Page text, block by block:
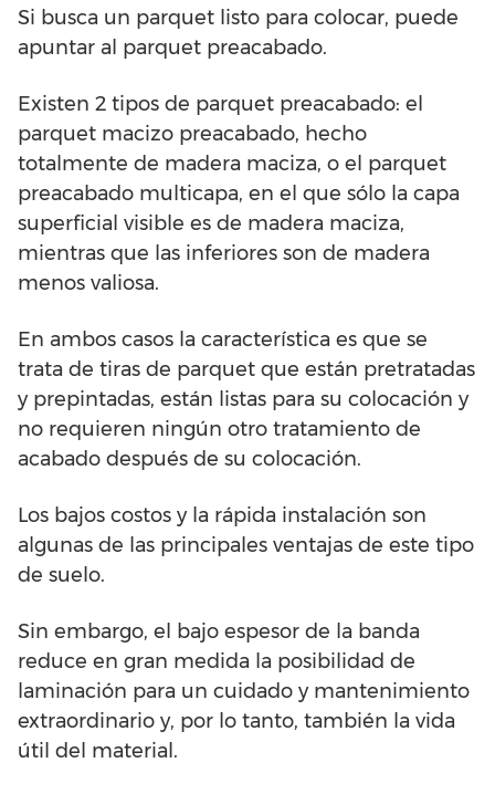
Si busca un parquet listo para colocar, puede
apuntar al parquet preacabado.
Existen 2 tipos de parquet preacabado: el
parquet macizo preacabado, hecho
totalmente de madera maciza, o el parquet
preacabado multicapa, en el que sólo la capa
superficial visible es de madera maciza,
mientras que las inferiores son de madera
menos valiosa.
En ambos casos la característica es que se
trata de tiras de parquet que están pretratadas
y prepintadas, están listas para su colocación y
no requieren ningún otro tratamiento de
acabado después de su colocación.
Los bajos costos y la rápida instalación son
algunas de las principales ventajas de este tipo
de suelo.
Sin embargo, el bajo espesor de la banda
reduce en gran medida la posibilidad de
laminación para un cuidado y mantenimiento
extraordinario y, por lo tanto, también la vida
útil del material.